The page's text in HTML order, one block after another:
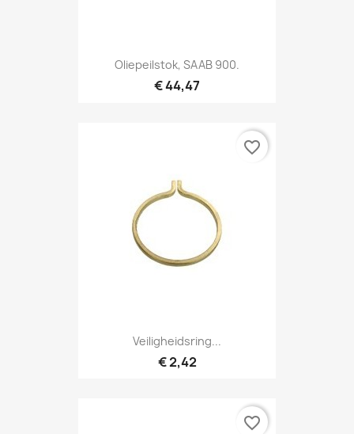
Oliepeilstok, SAAB 900.
€ 44,47
Veiligheidsring...
€ 2,42
favorite_border
favorite_border